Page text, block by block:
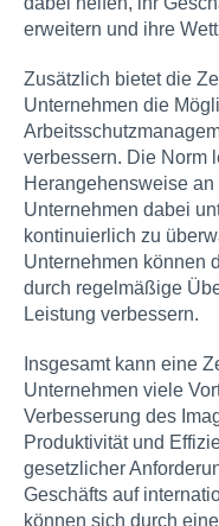
erweitern und ihre
Zusätzlich bietet die
Unternehmen die
verbessern. Die Norm
Herangehensweise
Unternehmen dabei
kontinuierlich zu
Unternehmen können
durch regelmäßige
Leistung verbessern.
Insgesamt kann eine
Unternehmen viele
Verbesserung des
Produktivität und
gesetzlicher
Geschäfts auf
können sich durch